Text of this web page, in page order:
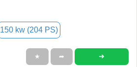
150 kw (204 PS)
★ ➦ ➜